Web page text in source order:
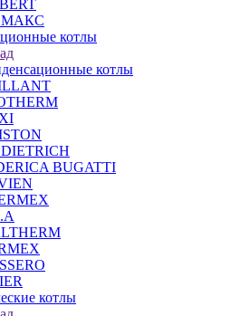
котлы
котлы
BUGATTI
котлы